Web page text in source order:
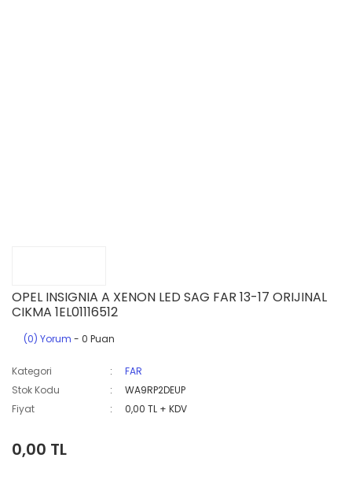
OPEL INSIGNIA A XENON LED SAG FAR 13-17 ORIJINAL
CIKMA 1EL01116512
(0) Yorum - 0 Puan
Kategori
FAR
Stok Kodu
WA9RP2DEUP
Fiyat
0,00 TL + KDV
0,00 TL